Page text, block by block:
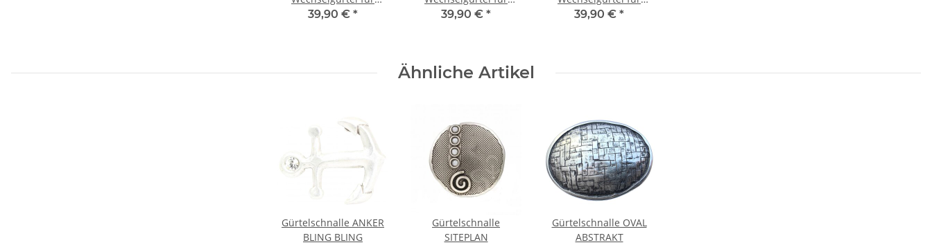
Wechselschnalle TAUPE
39,90 € *
Wechselschnalle TAUPE
39,90 € *
Wechselschnalle
39,90 € *
Ähnliche Artikel
Gürtelschnalle ANKER
BLING BLING
Gürtelschnalle
SITEPLAN
Gürtelschnalle OVAL
ABSTRAKT